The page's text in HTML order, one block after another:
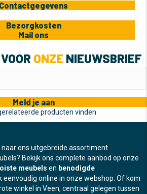
Contactgegevens
Bezorgkosten
Mail ons
ONZE NIEUWSBRIEF
Meld je aan
producten vinden
ons uitgebreide assortiment
Bekijk ons complete aanbod op onze
meubels en benodigde
eenvoudig online in onze webshop. Of kom
winkel in Veen, centraal gelegen tussen